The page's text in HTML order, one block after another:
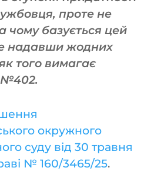
проте не
чому базується цей
надавши жодних
того вимагає
окружного
суду від 30 травня
№ 160/3465/25.